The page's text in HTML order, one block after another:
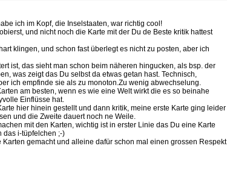
ich im Kopf, die Inselstaaten, war richtig cool!
und nicht noch die Karte mit der Du de Beste kritik hattest
klingen, und schon fast überlegt es nicht zu posten, aber ich
ist, das sieht man schon beim näheren hingucken, als bsp. der
was zeigt das Du selbst da etwas getan hast. Technisch,
ich empfinde sie als zu monoton.Zu wenig abwechselung.
am besten, wenn es wie eine Welt wirkt die es so beinahe
Einflüsse hat.
hier hinein gestellt und dann kritik, meine erste Karte ging leider
und die Zweite dauert noch ne Weile.
mit den Karten, wichtig ist in erster Linie das Du eine Karte
das i-tüpfelchen ;-)
gemacht und alleine dafür schon mal einen grossen Respekt